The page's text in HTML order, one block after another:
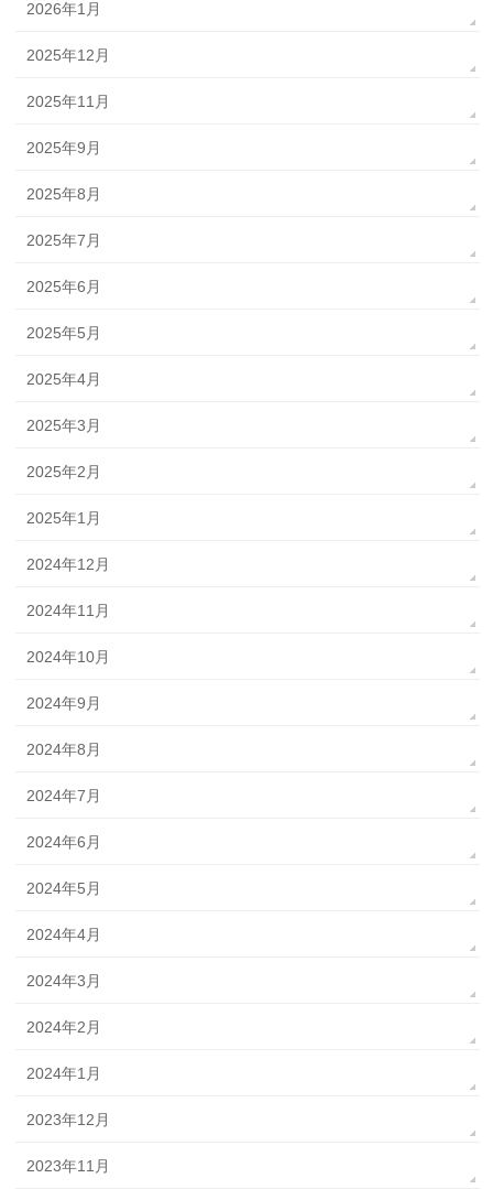
2026年1月
2025年12月
2025年11月
2025年9月
2025年8月
2025年7月
2025年6月
2025年5月
2025年4月
2025年3月
2025年2月
2025年1月
2024年12月
2024年11月
2024年10月
2024年9月
2024年8月
2024年7月
2024年6月
2024年5月
2024年4月
2024年3月
2024年2月
2024年1月
2023年12月
2023年11月